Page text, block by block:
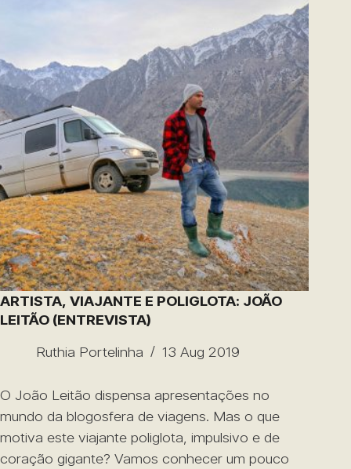
ARTISTA, VIAJANTE E POLIGLOTA: JOÃO
LEITÃO (ENTREVISTA)
Ruthia Portelinha
13 Aug 2019
O João Leitão dispensa apresentações no
mundo da blogosfera de viagens. Mas o que
motiva este viajante poliglota, impulsivo e de
coração gigante? Vamos conhecer um pouco